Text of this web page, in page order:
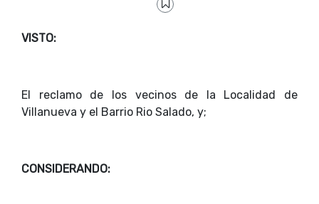
VISTO:
El reclamo de los vecinos de la Localidad de
Villanueva y el Barrio Rio Salado, y;
CONSIDERANDO: